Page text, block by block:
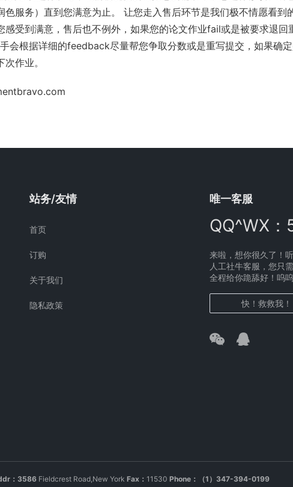
服务）直到您满意为止。 让您走入售后环节是我们极不情愿看到
受到满意，售后也不例外，如果您的论文作业fail或是被要求退回
根据详细的feedback尽量帮您争取分数或是重写提交，如果确
作业。
站务/友情
首页
订购
关于我们
隐私政策
唯一客服
QQ^WX
来啦，想你很久了！
人工社牛客服，您只
全程给你跪舔好！呜
快！救救我！
：3586 Fieldcrest Road,New York Fax： 11530 Phone：（1）347-394-0199